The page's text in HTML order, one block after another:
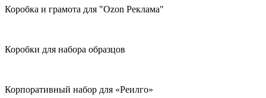
Коробка и грамота для "Ozon Реклама"
Коробки для набора образцов
Корпоративный набор для «Реилго»